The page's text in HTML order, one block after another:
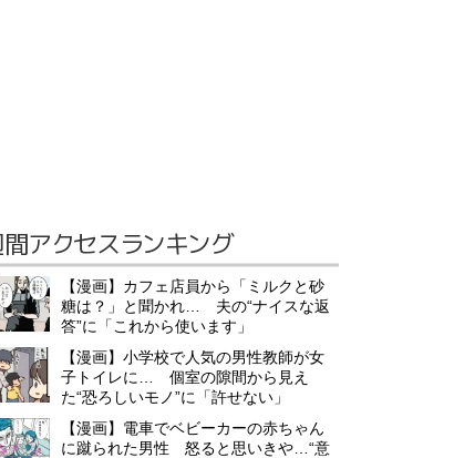
アクセスランキング
【漫画】カフェ店員から「ミルクと砂
糖は？」と聞かれ… 夫の“ナイスな返
答”に「これから使います」
【漫画】小学校で人気の男性教師が女
子トイレに… 個室の隙間から見え
た“恐ろしいモノ”に「許せない」
【漫画】電車でベビーカーの赤ちゃん
に蹴られた男性 怒ると思いきや…“意